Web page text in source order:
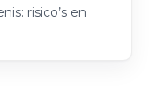
risico’s en